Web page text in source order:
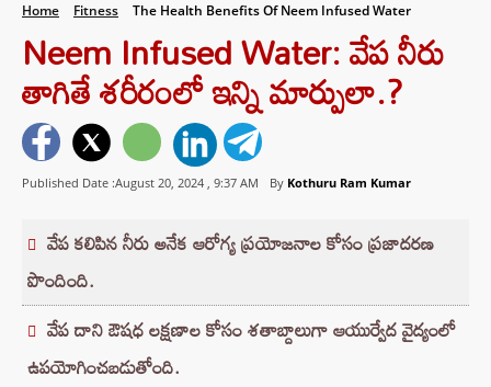
Home Fitness The Health Benefits Of Neem Infused Water
Neem Infused Water: వేప నీరు
తాగితే శరీరంలో ఇన్ని మార్పులా.?
Published Date :August 20, 2024 , 9:37 AM By Kothuru Ram Kumar
వేప కలిపిన నీరు అనేక ఆరోగ్య ప్రయోజనాల కోసం ప్రజాదరణ
పొందింది.
వేప దాని ఔషధ లక్షణాల కోసం శతాబ్దాలుగా ఆయుర్వేద వైద్యంలో
ఉపయోగించబడుతోంది.